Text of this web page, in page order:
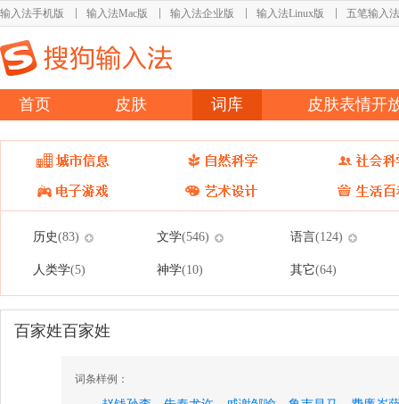
输入法手机版 输入法Mac版 输入法企业版 输入法Linux版 五笔输入法
首页 皮肤 词库 皮肤表情开
历史(83) 文学(546) 语言(124)
人类学(5) 神学(10) 其它(64)
百家姓百家姓
词条样例：